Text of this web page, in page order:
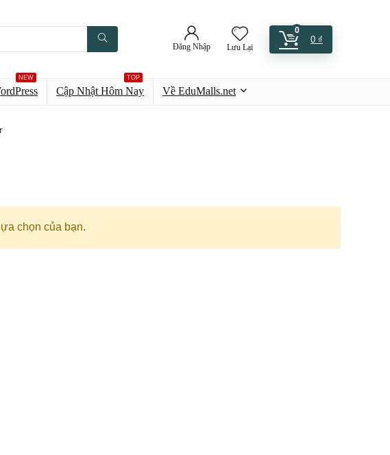
Đăng Nhập Lưu Lại
0
0 ₫
NEW TOP
Cập Nhật Hôm Nay Về EduMalls.net
chọn của bạn.